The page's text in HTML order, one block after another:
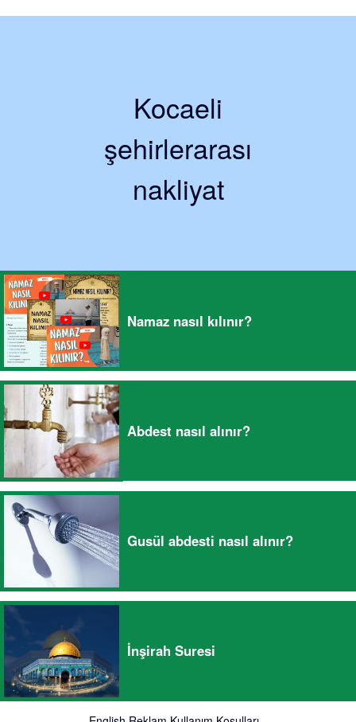
Kocaeli
şehirlerarası
nakliyat
Namaz nasıl kılınır?
Abdest nasıl alınır?
Gusül abdesti nasıl alınır?
İnşirah Suresi